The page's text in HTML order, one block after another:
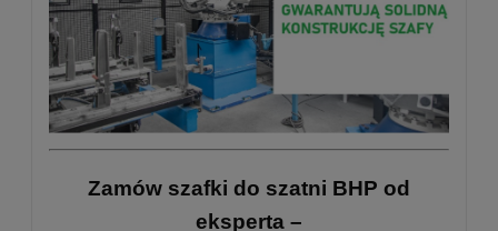
Zamów szafki do szatni BHP od
eksperta –